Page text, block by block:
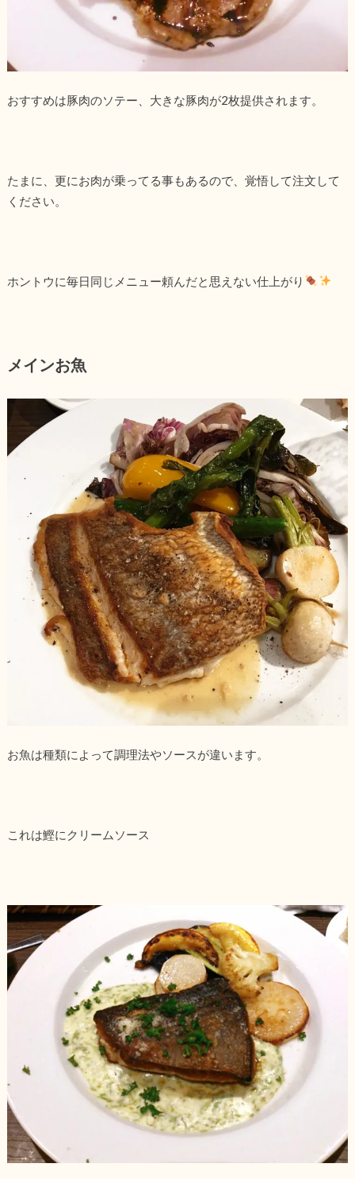
おすすめは豚肉のソテー、大きな豚肉が2枚提供されます。
たまに、更にお肉が乗ってる事もあるので、覚悟して注文して
ください。
ホントウに毎日同じメニュー頼んだと思えない仕上がり
メインお魚
お魚は種類によって調理法やソースが違います。
これは鰹にクリームソース